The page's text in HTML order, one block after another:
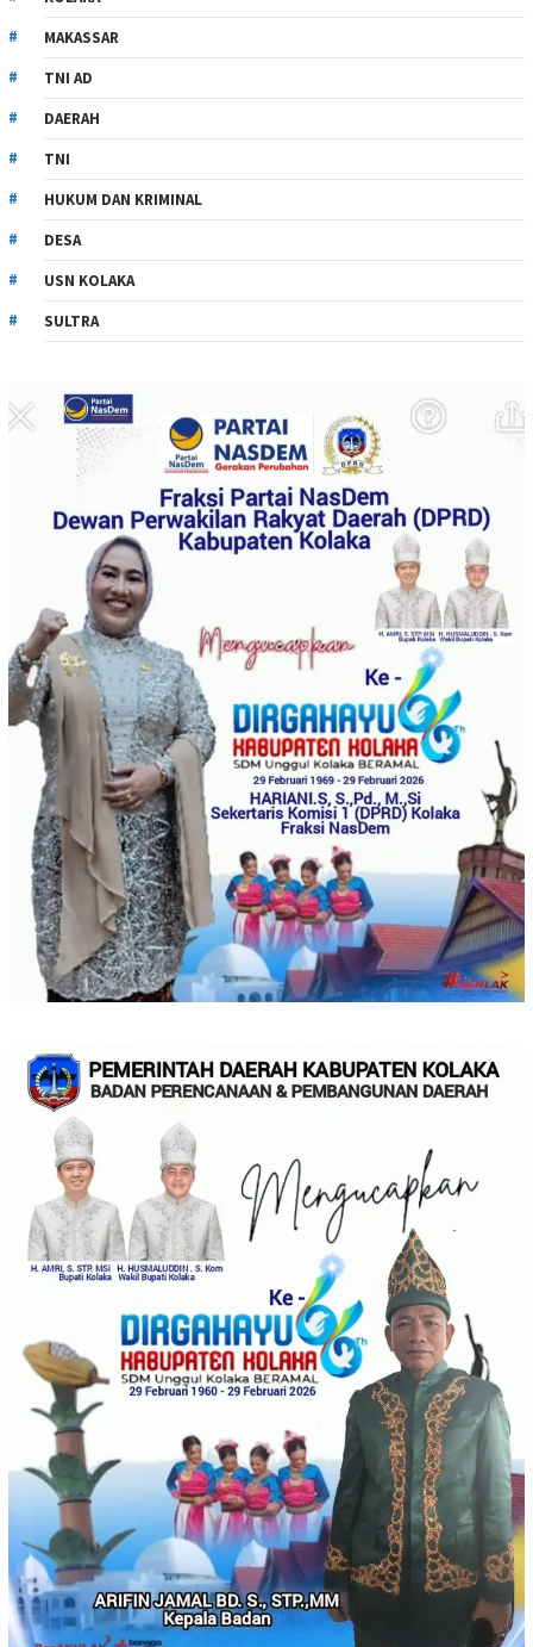
MAKASSAR
TNI AD
DAERAH
TNI
HUKUM DAN KRIMINAL
DESA
USN KOLAKA
SULTRA